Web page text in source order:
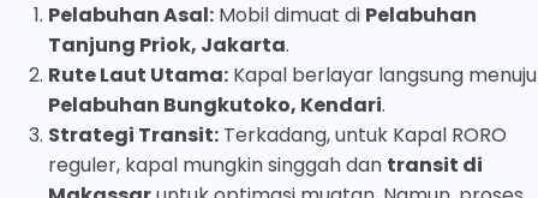
Pelabuhan Asal: Mobil dimuat di Pelabuhan
Tanjung Priok, Jakarta.
Rute Laut Utama: Kapal berlayar langsung menuju
Pelabuhan Bungkutoko, Kendari.
Strategi Transit: Terkadang, untuk Kapal RORO
reguler, kapal mungkin singgah dan transit di